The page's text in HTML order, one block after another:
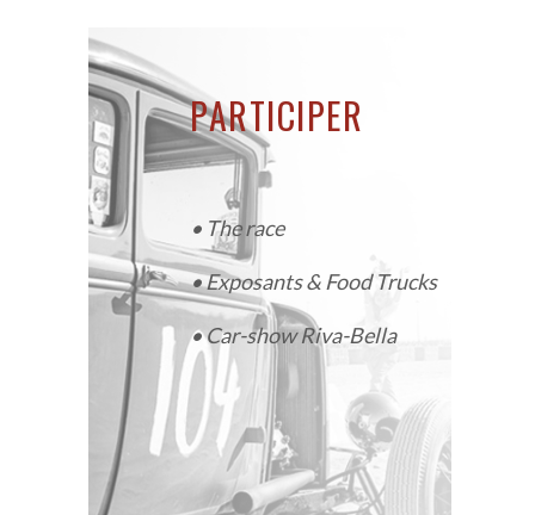
PARTICIPER
• The race
•Exposants & Food Trucks
•Car-show Riva-Bella